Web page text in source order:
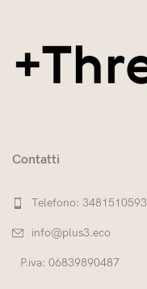
Contatti
Telefono: 3481510593
info@plus3.eco
P.iva: 06839890487